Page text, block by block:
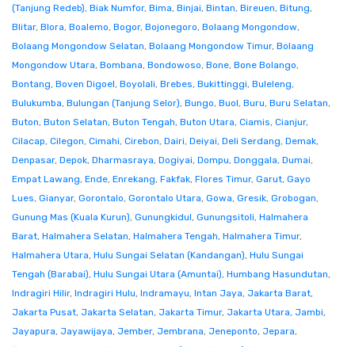
(Tanjung Redeb), Biak Numfor, Bima, Binjai, Bintan, Bireuen, Bitung,
Blitar, Blora, Boalemo, Bogor, Bojonegoro, Bolaang Mongondow,
Bolaang Mongondow Selatan, Bolaang Mongondow Timur, Bolaang
Mongondow Utara, Bombana, Bondowoso, Bone, Bone Bolango,
Bontang, Boven Digoel, Boyolali, Brebes, Bukittinggi, Buleleng,
Bulukumba, Bulungan (Tanjung Selor), Bungo, Buol, Buru, Buru Selatan,
Buton, Buton Selatan, Buton Tengah, Buton Utara, Ciamis, Cianjur,
Cilacap, Cilegon, Cimahi, Cirebon, Dairi, Deiyai, Deli Serdang, Demak,
Denpasar, Depok, Dharmasraya, Dogiyai, Dompu, Donggala, Dumai,
Empat Lawang, Ende, Enrekang, Fakfak, Flores Timur, Garut, Gayo
Lues, Gianyar, Gorontalo, Gorontalo Utara, Gowa, Gresik, Grobogan,
Gunung Mas (Kuala Kurun), Gunungkidul, Gunungsitoli, Halmahera
Barat, Halmahera Selatan, Halmahera Tengah, Halmahera Timur,
Halmahera Utara, Hulu Sungai Selatan (Kandangan), Hulu Sungai
Tengah (Barabai), Hulu Sungai Utara (Amuntai), Humbang Hasundutan,
Indragiri Hilir, Indragiri Hulu, Indramayu, Intan Jaya, Jakarta Barat,
Jakarta Pusat, Jakarta Selatan, Jakarta Timur, Jakarta Utara, Jambi,
Jayapura, Jayawijaya, Jember, Jembrana, Jeneponto, Jepara,